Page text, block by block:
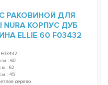
РАКОВИНОЙ ДЛЯ
КОРПУС ДУБ
ELLIE 60 F03432
: 60
: 62
: 45
дерево